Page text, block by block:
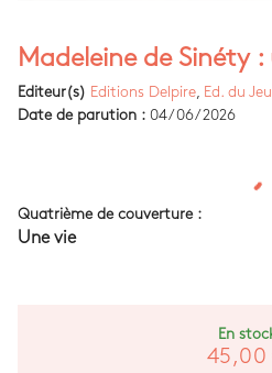
Madeleine de Sinéty :
Editeur(s) Editions Delpire
Ed. du
Date de parution : 04/06/2026
Quatrième de couverture :
Une vie
En
45,00